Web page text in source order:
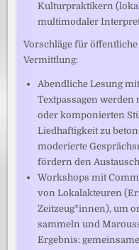
Kulturpraktikern
multimodaler
Vorschläge für
Vermittlung:
Abendliche Lesung
Textpassagen
oder komponierten
Liedhaftigkeit zu
moderierte
fördern den
Workshops mit
von Lokalakteuren
Zeitzeug*innen), um
sammeln und
Ergebnis: